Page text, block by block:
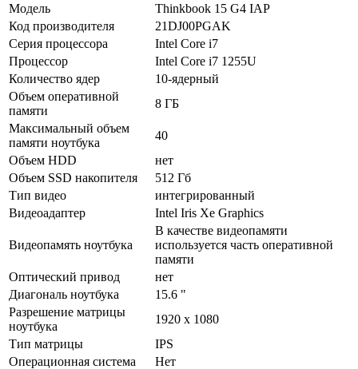
Модель
Thinkbook 15 G4 IAP
Код производителя
21DJ00PGAK
Серия процессора
Intel Core i7
Процессор
Intel Core i7 1255U
Количество ядер
10-ядерный
Объем оперативной
памяти
8 ГБ
Максимальный объем
памяти ноутбука
40
Объем HDD
нет
Объем SSD накопителя
512 Гб
Тип видео
интегрированный
Видеоадаптер
Intel Iris Xe Graphics
Видеопамять ноутбука
В качестве видеопамяти
используется часть оперативной
памяти
Оптический привод
нет
Диагональ ноутбука
15.6 "
Разрешение матрицы
ноутбука
1920 x 1080
Тип матрицы
IPS
Операционная система
Нет